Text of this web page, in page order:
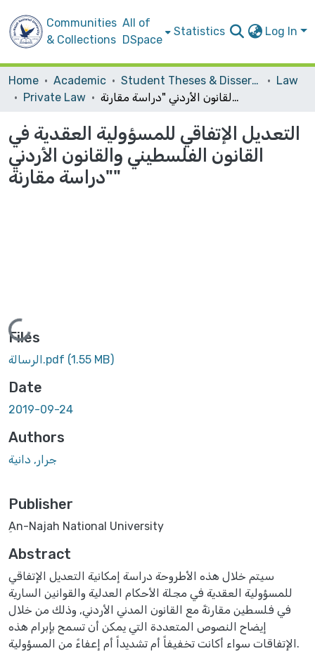
Communities
& Collections
All of
DSpace
Statistics Log In
Home Academic Student Theses & Dissertations
Law
Private Law
التعديل الإتفاقي للمسؤولية العقدية في القانون الفلسطيني والقانون الأردني "دراسة مقارنة"
التعديل الإتفاقي للمسؤولية العقدية في
القانون الفلسطيني والقانون الأردني
"دراسة مقارنة"
Loading...
Files
الرسالة.pdf (1.55 MB)
Date
2019-09-24
Authors
جرار, دانية
Publisher
ِAn-Najah National University
Abstract
سيتم خلال هذه الأطروحة دراسة إمكانية التعديل الإتفاقي
للمسؤولية العقدية في مجلة الأحكام العدلية والقوانين السارية
في فلسطين مقارنةً مع القانون المدني الأردني, وذلك من خلال
إيضاح النصوص المتعددة التي يمكن أن تسمح بإبرام هذه
الإتفاقات سواء أكانت تخفيفاً أم تشديداً أم إعفاءً من المسؤولية.